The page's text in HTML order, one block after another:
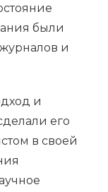
были
и
и
его
в своей